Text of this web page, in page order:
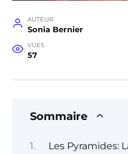
AUTEUR
Sonia Bernier
VUES
57
Sommaire
Les Pyramides: